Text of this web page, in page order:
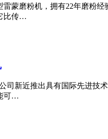
蒙磨粉机，拥有22年磨粉
比传…
司新近推出具有国际先进技
可…